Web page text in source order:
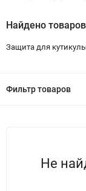
Найдено
Защита для кутикулы
Фильтр товаров
Не